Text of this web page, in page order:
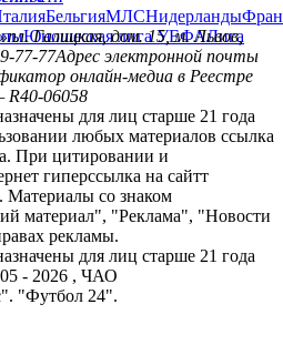
БельгияМЛСНидерланды
Юношеская лига УЕФАЛига
пл. Галицкая, дом. 15, м. Львов,
77-77Адрес электронной почты
онлайн-медиа в Реестре
R40-06058
для лиц старше 21 года
любых материалов ссылка
При цитировании и
гиперссылка на сайтт
Материалы со знаком
материал", "Реклама", "Новости
рекламы.
для лиц старше 21 года
- 2026 , ЧАО
"Футбол 24".